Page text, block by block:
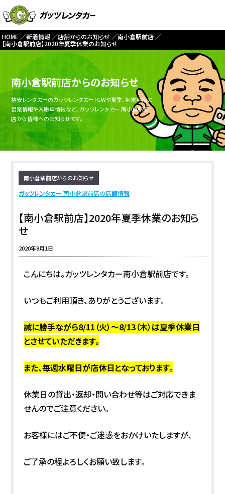
HOME 新着情報 店舗からのお知らせ
南小倉駅前店
【南小倉駅前店】2020年夏季休業のお知らせ
南小倉駅前店からのお知らせ
格安レンタカーのガッツレンタカー！GWや夏季、年末年始の
営業情報や入庫車情報など、ガッツレンタカー 南小倉駅前
店から皆様へのお知らせです。
南小倉駅前店からのお知らせ
ガッツレンタカー 南小倉駅前店の店舗情報
【南小倉駅前店】2020年夏季休業のお知ら
せ
2020年8月1日
こんにちは。ガッツレンタカー南小倉駅前店です。
いつもご利用頂き、ありがとうございます。
誠に勝手ながら8/11（火）～8/13（木）は夏季休業日
とさせていただきます。
また、毎週水曜日が店休日となっております。
休業日の貸出・返却・問い合わせ等はご対応できま
せんのでご注意ください。
お客様にはご不便・ご迷惑をおかけいたしますが、
ご了承の程よろしくお願い致します。